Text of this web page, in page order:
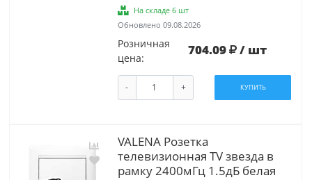
На складе 6 шт
Обновлено 09.08.2026
Розничная
цена:
704.09 / шт
- + КУПИТЬ
VALENA Розетка
телевизионная ТV звезда в
рамку 2400мГц 1.5дБ белая